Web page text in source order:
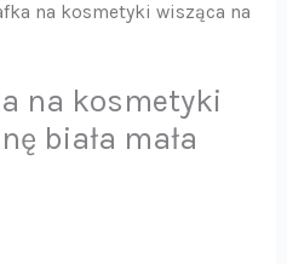
na kosmetyki wisząca na
na kosmetyki
biała mała